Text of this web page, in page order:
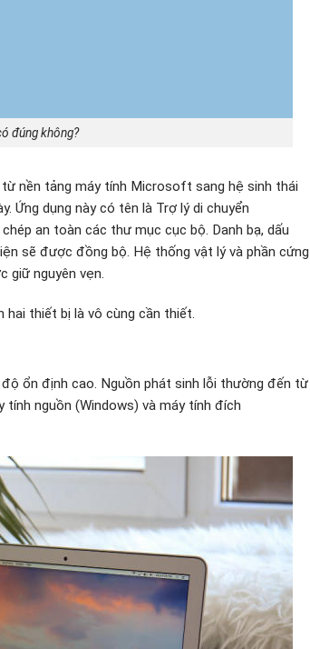
đúng không?
nền tảng máy tính Microsoft sang hệ sinh thái
Ứng dụng này có tên là Trợ lý di chuyển
an toàn các thư mục cục bộ. Danh bạ, dấu
sẽ được đồng bộ. Hệ thống vật lý và phần cứng
giữ nguyên vẹn.
thiết bị là vô cùng cần thiết.
ổn định cao. Nguồn phát sinh lỗi thường đến từ
nguồn (Windows) và máy tính đích